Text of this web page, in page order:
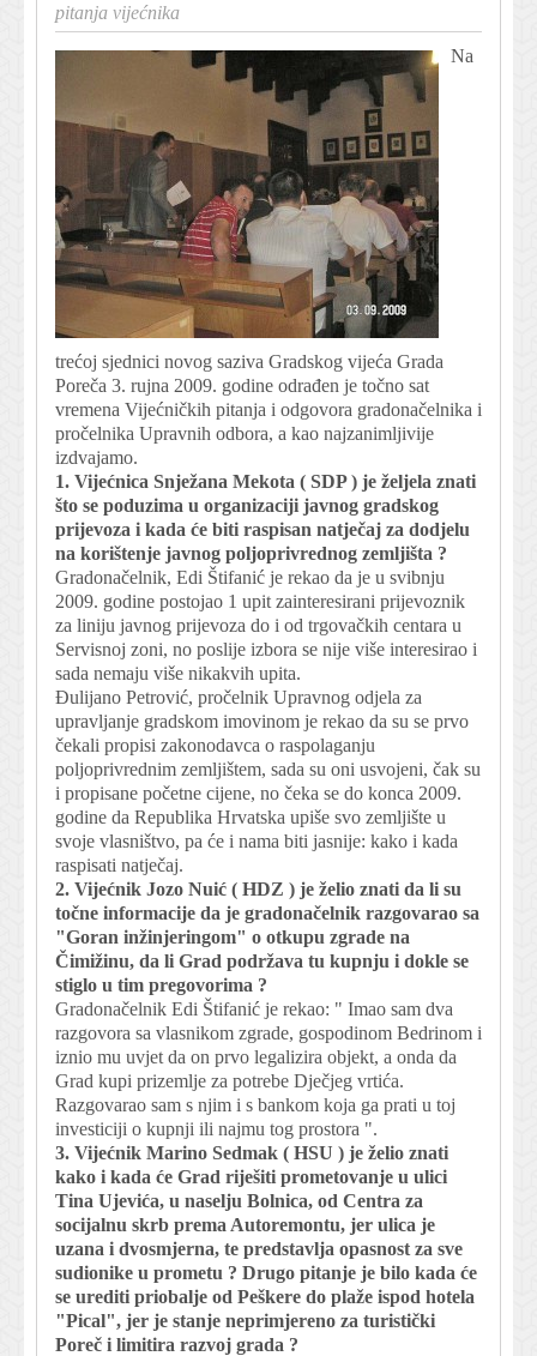
pitanja vijećnika
Na
trećoj sjednici novog saziva Gradskog vijeća Grada
Poreča 3. rujna 2009. godine odrađen je točno sat
vremena Vijećničkih pitanja i odgovora gradonačelnika i
pročelnika Upravnih odbora, a kao najzanimljivije
izdvajamo.
1. Vijećnica Snježana Mekota ( SDP ) je željela znati
što se poduzima u organizaciji javnog gradskog
prijevoza i kada će biti raspisan natječaj za dodjelu
na korištenje javnog poljoprivrednog zemljišta ?
Gradonačelnik, Edi Štifanić je rekao da je u svibnju
2009. godine postojao 1 upit zainteresirani prijevoznik
za liniju javnog prijevoza do i od trgovačkih centara u
Servisnoj zoni, no poslije izbora se nije više interesirao i
sada nemaju više nikakvih upita.
Đulijano Petrović, pročelnik Upravnog odjela za
upravljanje gradskom imovinom je rekao da su se prvo
čekali propisi zakonodavca o raspolaganju
poljoprivrednim zemljištem, sada su oni usvojeni, čak su
i propisane početne cijene, no čeka se do konca 2009.
godine da Republika Hrvatska upiše svo zemljište u
svoje vlasništvo, pa će i nama biti jasnije: kako i kada
raspisati natječaj.
2. Vijećnik Jozo Nuić ( HDZ ) je želio znati da li su
točne informacije da je gradonačelnik razgovarao sa
"Goran inžinjeringom" o otkupu zgrade na
Čimižinu, da li Grad podržava tu kupnju i dokle se
stiglo u tim pregovorima ?
Gradonačelnik Edi Štifanić je rekao: " Imao sam dva
razgovora sa vlasnikom zgrade, gospodinom Bedrinom i
iznio mu uvjet da on prvo legalizira objekt, a onda da
Grad kupi prizemlje za potrebe Dječjeg vrtića.
Razgovarao sam s njim i s bankom koja ga prati u toj
investiciji o kupnji ili najmu tog prostora ".
3. Vijećnik Marino Sedmak ( HSU ) je želio znati
kako i kada će Grad riješiti prometovanje u ulici
Tina Ujevića, u naselju Bolnica, od Centra za
socijalnu skrb prema Autoremontu, jer ulica je
uzana i dvosmjerna, te predstavlja opasnost za sve
sudionike u prometu ? Drugo pitanje je bilo kada će
se urediti priobalje od Peškere do plaže ispod hotela
"Pical", jer je stanje neprimjereno za turistički
Poreč i limitira razvoj grada ?